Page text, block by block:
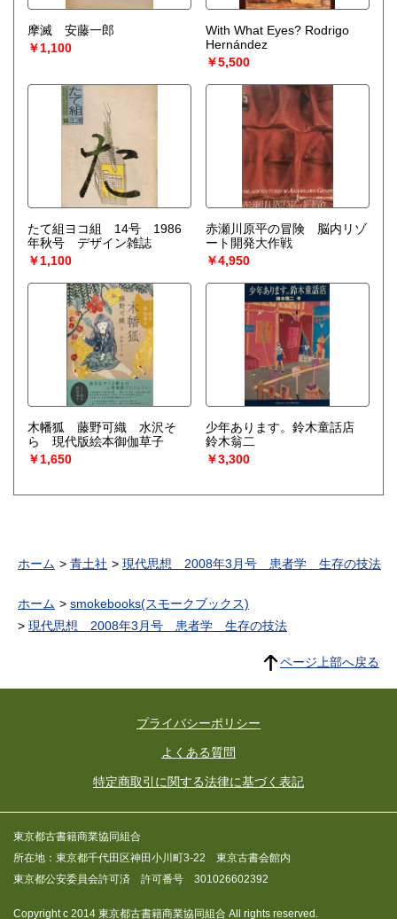
摩滅 安藤一郎
￥1,100
With What Eyes? Rodrigo
Hernández
￥5,500
たて組ヨコ組 14号 1986
年秋号 デザイン雑誌
￥1,100
赤瀬川原平の冒険 脳内リゾ
ート開発大作戦
￥4,950
木幡狐 藤野可織 水沢そ
ら 現代版絵本御伽草子
￥1,650
少年あります。鈴木童話店
鈴木翁二
￥3,300
ホーム 青土社 現代思想 2008年3月号 患者学 生存の技法
ホーム
smokebooks(スモークブックス)
現代思想 2008年3月号 患者学 生存の技法
ページ上部へ戻る
プライバシーポリシー
よくある質問
特定商取引に関する法律に基づく表記
東京都古書籍商業協同組合
所在地：東京都千代田区神田小川町3-22 東京古書会館内
東京都公安委員会許可済 許可番号 301026602392
Copyright c 2014 東京都古書籍商業協同組合 All rights reserved.